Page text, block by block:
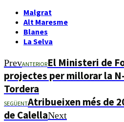
Malgrat
Alt Maresme
Blanes
La Selva
PrevANTERIOREl Ministeri de
projectes per millorar la
Tordera
SEGÜENTAtribueixen més de
de CalellaNext